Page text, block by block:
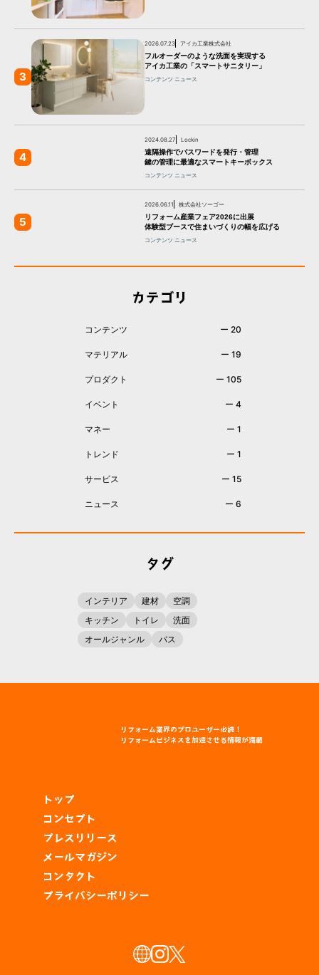
3
2026.07.23 アイカ工業株式会社
フルオーダーのような洗面を実現する
アイカ工業の「スマートサニタリー」
コンテンツ ニュース
4
2024.08.27 Lockin
遠隔操作でパスワードを発行・管理
鍵の管理に最適なスマートキーボックス
コンテンツ ニュース
5
2026.06.11 株式会社ソーゴー
リフォーム産業フェア2026に出展
体験型ブースで住まいづくりの幅を広げる
コンテンツ ニュース
カテゴリ
コンテンツ ー 20
マテリアル ー 19
プロダクト ー 105
イベント ー 4
マネー ー 1
トレンド ー 1
サービス ー 15
ニュース ー 6
タグ
インテリア 建材
空調
キッチン
トイレ
洗面
オールジャンル
バス
リフォーム業界のプロユーザー必読！
リフォームビジネスを加速させる情報が満載
トップ
コンセプト
プレスリリース
メールマガジン
コンタクト
プライバシーポリシー